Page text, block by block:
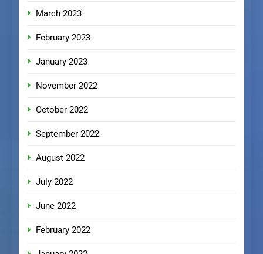
March 2023
February 2023
January 2023
November 2022
October 2022
September 2022
August 2022
July 2022
June 2022
February 2022